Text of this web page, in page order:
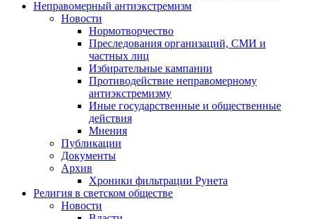
Неправомерный антиэкстремизм
Новости
Нормотворчество
Преследования организаций, СМИ и
частных лиц
Избирательные кампании
Противодействие неправомерному
антиэкстремизму
Иные государственные и общественные
действия
Мнения
Публикации
Документы
Архив
Хроники фильтрации Рунета
Религия в светском обществе
Новости